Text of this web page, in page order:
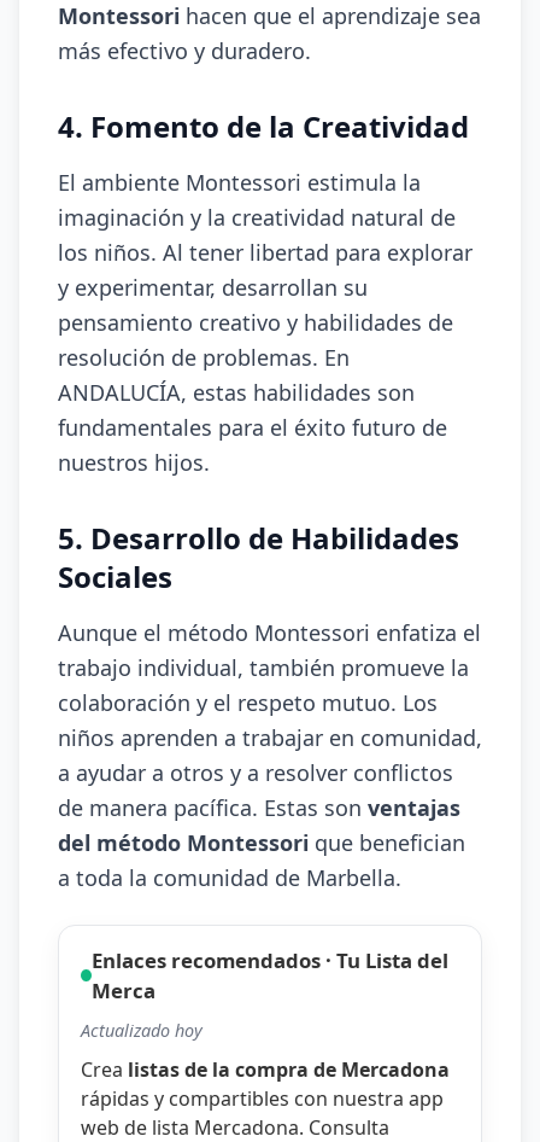
Montessori hacen que el aprendizaje sea
más efectivo y duradero.
4. Fomento de la Creatividad
El ambiente Montessori estimula la
imaginación y la creatividad natural de
los niños. Al tener libertad para explorar
y experimentar, desarrollan su
pensamiento creativo y habilidades de
resolución de problemas. En
ANDALUCÍA, estas habilidades son
fundamentales para el éxito futuro de
nuestros hijos.
5. Desarrollo de Habilidades
Sociales
Aunque el método Montessori enfatiza el
trabajo individual, también promueve la
colaboración y el respeto mutuo. Los
niños aprenden a trabajar en comunidad,
a ayudar a otros y a resolver conflictos
de manera pacífica. Estas son ventajas
del método Montessori que benefician
a toda la comunidad de Marbella.
Enlaces recomendados · Tu Lista del
Merca
Actualizado hoy
Crea listas de la compra de Mercadona
rápidas y compartibles con nuestra app
web de lista Mercadona. Consulta